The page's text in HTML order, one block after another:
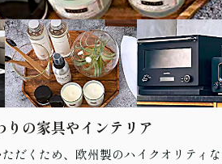
りの家具やインテリア
だくため、欧州製のハイクオリティ